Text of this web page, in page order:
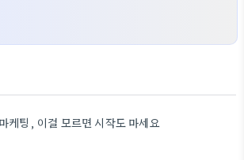
케팅, 이걸 모르면 시작도 마세요